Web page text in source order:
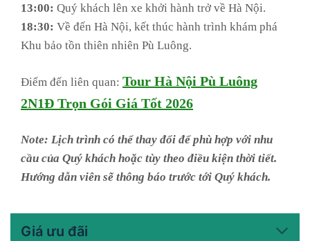
13:00: Quý khách lên xe khởi hành trở về Hà Nội.
18:30: Về đến Hà Nội, kết thúc hành trình khám phá
Khu bảo tồn thiên nhiên Pù Luông.
Điểm đến liên quan: Tour Hà Nội Pù Luông
2N1Đ Trọn Gói Giá Tốt 2026
Note: Lịch trình có thể thay đổi để phù hợp với nhu
cầu của Quý khách hoặc tùy theo điều kiện thời tiết.
Hướng dẫn viên sẽ thông báo trước tới Quý khách.
Giá ưu đãi